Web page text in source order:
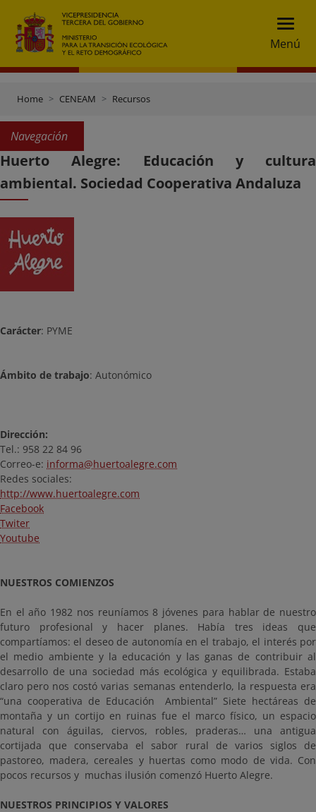
Menú
Home CENEAM Recursos
Navegación
Huerto Alegre: Educación y cultura
ambiental. Sociedad Cooperativa Andaluza
Carácter: PYME
Ámbito de trabajo: Autonómico
Dirección:
Tel.: 958 22 84 96
Correo-e: informa@huertoalegre.com
Redes sociales:
http://www.huertoalegre.com
Facebook
Twiter
Youtube
NUESTROS COMIENZOS
En el año 1982 nos reuníamos 8 jóvenes para hablar de nuestro
futuro profesional y hacer planes. Había tres ideas que
compartíamos: el deseo de autonomía en el trabajo, el interés por
el medio ambiente y la educación y las ganas de contribuir al
desarrollo de una sociedad más ecológica y equilibrada. Estaba
claro pero nos costó varias semanas entenderlo, la respuesta era
“una cooperativa de Educación Ambiental” Siete hectáreas de
montaña y un cortijo en ruinas fue el marco físico, un espacio
natural con águilas, ciervos, robles, praderas… una antigua
cortijada que conservaba el sabor rural de varios siglos de
pastoreo, madera, cereales y huertas como modo de vida. Con
pocos recursos y muchas ilusión comenzó Huerto Alegre.
NUESTROS PRINCIPIOS Y VALORES